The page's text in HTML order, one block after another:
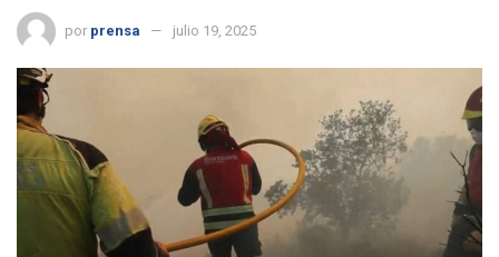
por prensa julio 19, 2025